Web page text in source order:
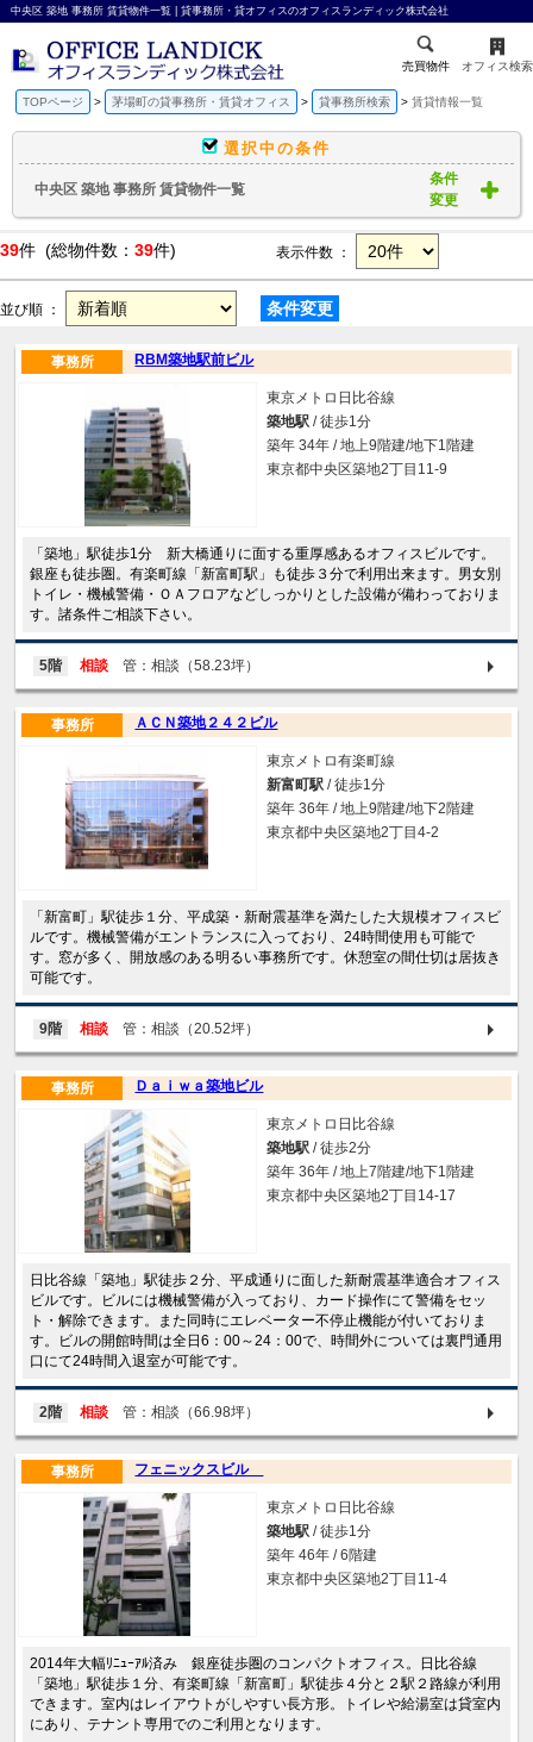
中央区 築地 事務所 賃貸物件一覧 | 貸事務所・貸オフィスのオフィスランディック株式会社
売買物件 オフィス検索
TOPページ 茅場町の貸事務所・賃貸オフィス 貸事務所検索 賃貸情報一覧
選択中の条件
中央区 築地 事務所 賃貸物件一覧
条件
変更
39件 (総物件数： 39件) 表示件数 ：
並び順 ： 条件変更
RBM築地駅前ビル
事務所
東京メトロ日比谷線
築地駅 / 徒歩1分
築年 34年 / 地上9階建/地下1階建
東京都中央区築地2丁目11-9
「築地」駅徒歩1分 新大橋通りに面する重厚感あるオフィスビルです。
銀座も徒歩圏。有楽町線「新富町駅」も徒歩３分で利用出来ます。男女別
トイレ・機械警備・ＯＡフロアなどしっかりとした設備が備わっておりま
す。諸条件ご相談下さい。
5階 相談 管：相談（58.23坪）
ＡＣＮ築地２４２ビル
事務所
東京メトロ有楽町線
新富町駅 / 徒歩1分
築年 36年 / 地上9階建/地下2階建
東京都中央区築地2丁目4-2
「新富町」駅徒歩１分、平成築・新耐震基準を満たした大規模オフィスビ
ルです。機械警備がエントランスに入っており、24時間使用も可能で
す。窓が多く、開放感のある明るい事務所です。休憩室の間仕切は居抜き
可能です。
9階 相談 管：相談（20.52坪）
Ｄａｉｗａ築地ビル
事務所
東京メトロ日比谷線
築地駅 / 徒歩2分
築年 36年 / 地上7階建/地下1階建
東京都中央区築地2丁目14-17
日比谷線「築地」駅徒歩２分、平成通りに面した新耐震基準適合オフィス
ビルです。ビルには機械警備が入っており、カード操作にて警備をセッ
ト・解除できます。また同時にエレベーター不停止機能が付いておりま
す。ビルの開館時間は全日6：00～24：00で、時間外については裏門通用
口にて24時間入退室が可能です。
2階 相談 管：相談（66.98坪）
フェニックスビル
事務所
東京メトロ日比谷線
築地駅 / 徒歩1分
築年 46年 / 6階建
東京都中央区築地2丁目11-4
2014年大幅ﾘﾆｭｰｱﾙ済み 銀座徒歩圏のコンパクトオフィス。日比谷線
「築地」駅徒歩１分、有楽町線「新富町」駅徒歩４分と２駅２路線が利用
できます。室内はレイアウトがしやすい長方形。トイレや給湯室は貸室内
にあり、テナント専用でのご利用となります。